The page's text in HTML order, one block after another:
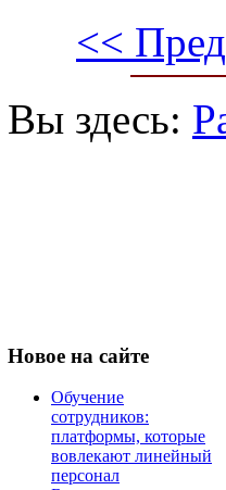
<<
Вы здесь:
Новое на сайте
Обучение
сотрудников:
платформы, которые
вовлекают линейный
персонал